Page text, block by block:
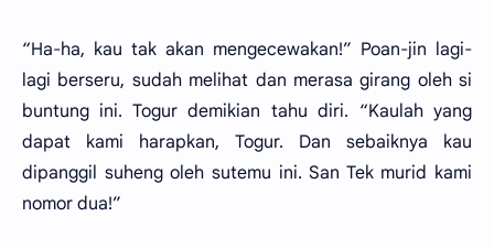
“Ha-ha, kau tak akan mengecewakan!” Poan-jin lagi-
lagi berseru, sudah melihat dan merasa girang oleh si
buntung ini. Togur demikian tahu diri. “Kaulah yang
dapat kami harapkan, Togur. Dan sebaiknya kau
dipanggil suheng oleh sutemu ini. San Tek murid kami
nomor dua!”